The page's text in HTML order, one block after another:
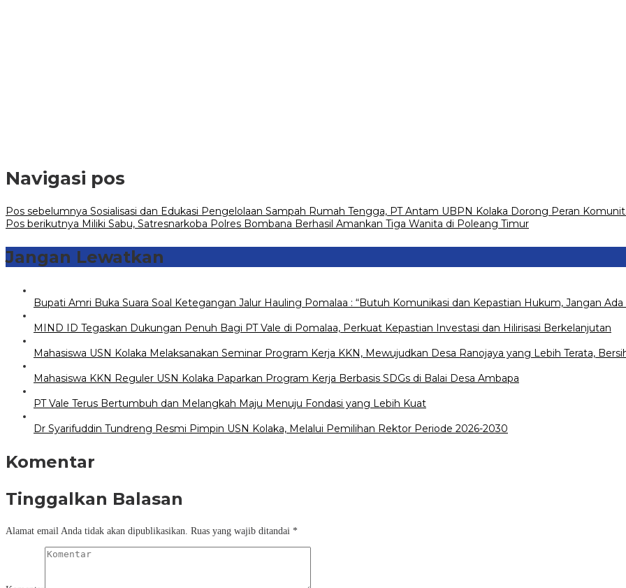
Navigasi pos
Pos sebelumnya Sosialisasi dan Edukasi Pengelolaan Sampah Rumah Tengga, PT Antam UBPN Kolaka Dorong Peran
Pos berikutnya Miliki Sabu, Satresnarkoba Polres Bombana Berhasil Amankan Tiga Wanita di Poleang Timur
Jangan Lewatkan
Bupati Amri Buka Suara Soal Ketegangan Jalur Hauling Pomalaa : “Butuh Komunikasi dan Kepastian Hukum, Jangan
MIND ID Tegaskan Dukungan Penuh Bagi PT Vale di Pomalaa, Perkuat Kepastian Investasi dan Hilirisasi Berkelanjutan
Mahasiswa USN Kolaka Melaksanakan Seminar Program Kerja KKN, Mewujudkan Desa Ranojaya yang Lebih Terata,
Mahasiswa KKN Reguler USN Kolaka Paparkan Program Kerja Berbasis SDGs di Balai Desa Ambapa
PT Vale Terus Bertumbuh dan Melangkah Maju Menuju Fondasi yang Lebih Kuat
Dr Syarifuddin Tundreng Resmi Pimpin USN Kolaka, Melalui Pemilihan Rektor Periode 2026-2030
Komentar
Tinggalkan Balasan
Alamat email Anda tidak akan dipublikasikan. Ruas yang wajib ditandai *